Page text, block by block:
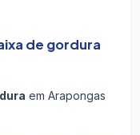
de gordura
em Arapongas